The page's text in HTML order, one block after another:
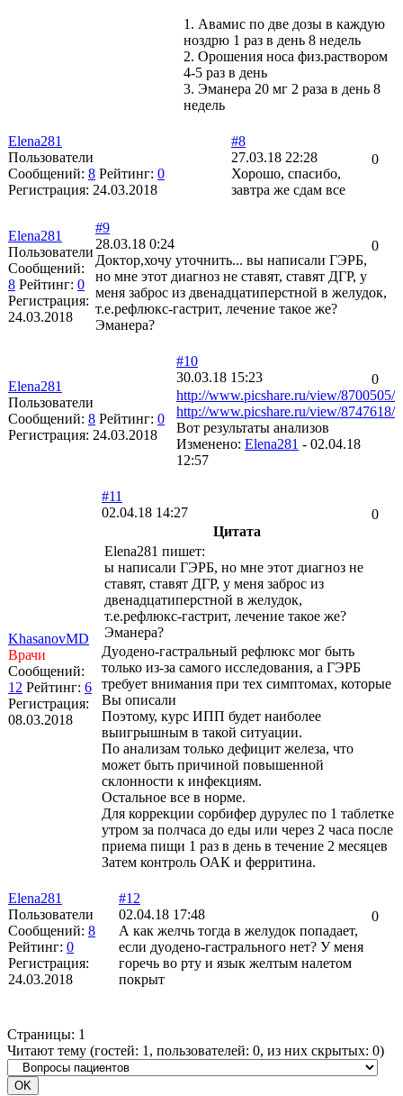
1. Авамис по две дозы в каждую
ноздрю 1 раз в день 8 недель
2. Орошения носа физ.раствором
4-5 раз в день
3. Эманера 20 мг 2 раза в день 8
недель
Elena281
Пользователи
Сообщений: 8 Рейтинг: 0
Регистрация: 24.03.2018
#8
0
27.03.18 22:28
Хорошо, спасибо,
завтра же сдам все
Elena281
Пользователи
Сообщений:
8 Рейтинг: 0
Регистрация:
24.03.2018
#9
0
28.03.18 0:24
Доктор,хочу уточнить... вы написали ГЭРБ,
но мне этот диагноз не ставят, ставят ДГР, у
меня заброс из двенадцатиперстной в желудок,
т.е.рефлюкс-гастрит, лечение такое же?
Эманера?
Elena281
Пользователи
Сообщений: 8 Рейтинг: 0
Регистрация: 24.03.2018
#10
0
30.03.18 15:23
http://www.picshare.ru/view/8700505/
http://www.picshare.ru/view/8747618/
Вот результаты анализов
Изменено: Elena281 - 02.04.18
12:57
KhasanovMD
Врачи
Сообщений:
12 Рейтинг: 6
Регистрация:
08.03.2018
#11
0
02.04.18 14:27
Цитата
Elena281 пишет:
ы написали ГЭРБ, но мне этот диагноз не
ставят, ставят ДГР, у меня заброс из
двенадцатиперстной в желудок,
т.е.рефлюкс-гастрит, лечение такое же?
Эманера?
Дуодено-гастральный рефлюкс мог быть
только из-за самого исследования, а ГЭРБ
требует внимания при тех симптомах, которые
Вы описали
Поэтому, курс ИПП будет наиболее
выигрышным в такой ситуации.
По анализам только дефицит железа, что
может быть причиной повышенной
склонности к инфекциям.
Остальное все в норме.
Для коррекции сорбифер дурулес по 1 таблетке
утром за полчаса до еды или через 2 часа после
приема пищи 1 раз в день в течение 2 месяцев
Затем контроль ОАК и ферритина.
Elena281
Пользователи
Сообщений: 8
Рейтинг: 0
Регистрация:
24.03.2018
#12
0
02.04.18 17:48
А как желчь тогда в желудок попадает,
если дуодено-гастрального нет? У меня
горечь во рту и язык желтым налетом
покрыт
Страницы: 1
Читают тему (гостей: 1 , пользователей: 0, из них скрытых: 0)